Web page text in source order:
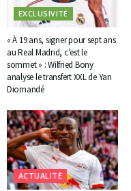
EXCLUSIVITÉ
« À 19 ans, signer pour sept ans
au Real Madrid, c’est le
sommet » : Wilfried Bony
analyse le transfert XXL de Yan
Diomandé
ACTUALITÉ